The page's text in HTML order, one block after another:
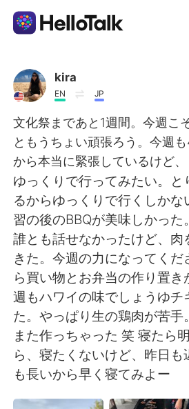
Language Exchange App
AI Grammar Checker
English
简体中文 繁體中文
Español العربية
Français Deutsch
日本語 한국어
Русский ไทย
Indonesia Italiano
kira
EN JP
文化祭まであと1週間。今週こ
ともうちょい頑張ろう。今週
から本当に緊張しているけど、
ゆっくりで行ってみたい。と
るからゆっくりで行くしかな
習の後のBBQが美味しかっ
誰とも話せなかったけど、肉
きた。今週の力になってくだ
ら買い物とお弁当の作り置
週もハワイの味でしょうゆチ
た。やっぱり生の鶏肉が苦手
また作っちゃった 笑 寝たら
ら、寝たくないけど、昨日も
も長いから早く寝てみよー